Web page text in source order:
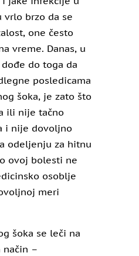
vrlo brzo da se
one često
vreme. Danas, u
do toga da
posledicama
šoka, je zato što
ili nije tačno
i nije dovoljno
odeljenju za hitnu
ovoj bolesti ne
osoblje
meri
šoka se leči na
način –